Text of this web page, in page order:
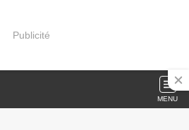
Publicité
MENU